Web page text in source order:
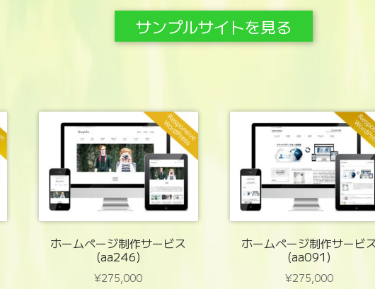
サンプルサイトを見る
ホームページ制作サービス
(aa246)
¥275,000
ホームページ制作サービ
(aa091)
¥275,000